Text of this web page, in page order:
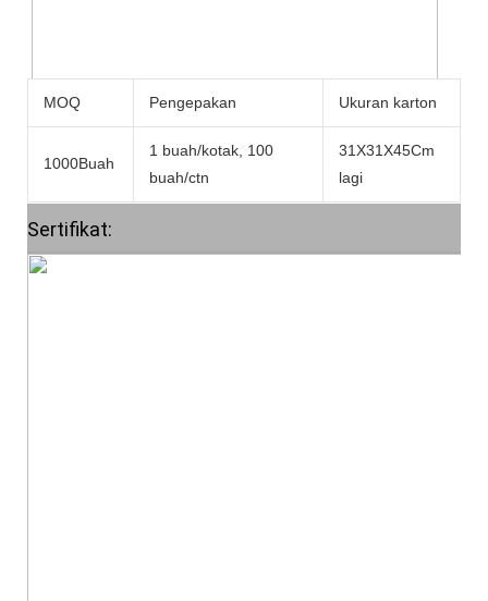
MOQ Pengepakan Ukuran karton
1000Buah
1 buah/kotak, 100
buah/ctn
31X31X45Cm
lagi
Sertifikat: